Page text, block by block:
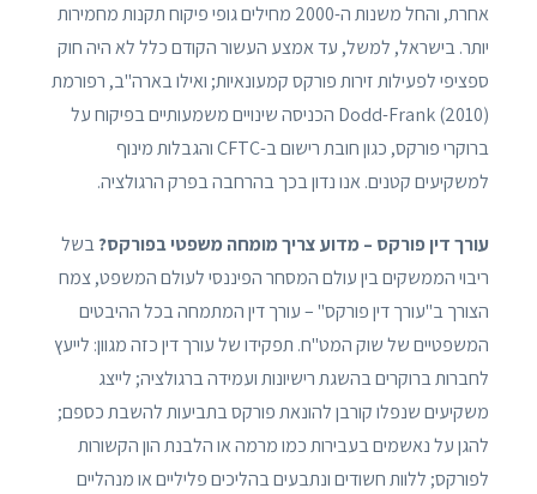
אחרת, והחל משנות ה-2000 מחילים גופי פיקוח תקנות מחמירות
יותר. בישראל, למשל, עד אמצע העשור הקודם כלל לא היה חוק
ספציפי לפעילות זירות פורקס קמעונאיות; ואילו בארה"ב, רפורמת
Dodd-Frank (2010) הכניסה שינויים משמעותיים בפיקוח על
ברוקרי פורקס, כגון חובת רישום ב-CFTC והגבלות מינוף
למשקיעים קטנים. אנו נדון בכך בהרחבה בפרק הרגולציה.
עורך דין פורקס – מדוע צריך מומחה משפטי בפורקס?בשל
ריבוי הממשקים בין עולם המסחר הפיננסי לעולם המשפט, צמח
הצורך ב"עורך דין פורקס" – עורך דין המתמחה בכל ההיבטים
המשפטיים של שוק המט"ח. תפקידו של עורך דין כזה מגוון: לייעץ
לחברות ברוקרים בהשגת רישיונות ועמידה ברגולציה; לייצג
משקיעים שנפלו קורבן להונאת פורקס בתביעות להשבת כספם;
להגן על נאשמים בעבירות כמו מרמה או הלבנת הון הקשורות
לפורקס; ללוות חשודים ונתבעים בהליכים פליליים או מנהליים